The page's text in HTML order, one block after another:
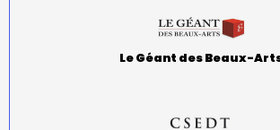
Le Géant des Beaux-